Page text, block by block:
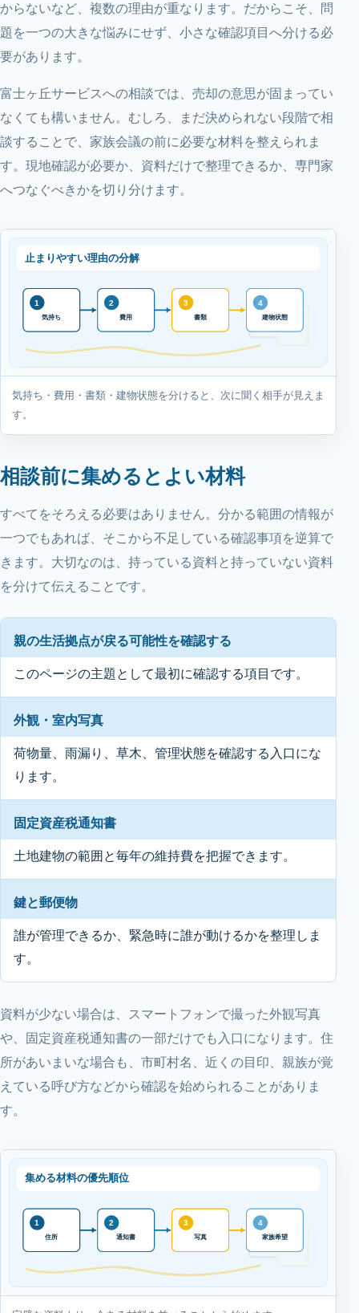
からないなど、複数の理由が重なります。だからこそ、問
題を一つの大きな悩みにせず、小さな確認項目へ分ける必
要があります。
富士ヶ丘サービスへの相談では、売却の意思が固まってい
なくても構いません。むしろ、まだ決められない段階で相
談することで、家族会議の前に必要な材料を整えられま
す。現地確認が必要か、資料だけで整理できるか、専門家
へつなぐべきかを切り分けます。
止まりやすい理由の分解
1
気持ち
2
費用
3
書類
4
建物状態
気持ち・費用・書類・建物状態を分けると、次に聞く相手が見えま
す。
相談前に集めるとよい材料
すべてをそろえる必要はありません。分かる範囲の情報が
一つでもあれば、そこから不足している確認事項を逆算で
きます。大切なのは、持っている資料と持っていない資料
を分けて伝えることです。
親の生活拠点が戻る可能性を確認する
このページの主題として最初に確認する項目です。
外観・室内写真
荷物量、雨漏り、草木、管理状態を確認する入口にな
ります。
固定資産税通知書
土地建物の範囲と毎年の維持費を把握できます。
鍵と郵便物
誰が管理できるか、緊急時に誰が動けるかを整理しま
す。
資料が少ない場合は、スマートフォンで撮った外観写真
や、固定資産税通知書の一部だけでも入口になります。住
所があいまいな場合も、市町村名、近くの目印、親族が覚
えている呼び方などから確認を始められることがありま
す。
集める材料の優先順位
1
住所
2
通知書
3
写真
4
家族希望